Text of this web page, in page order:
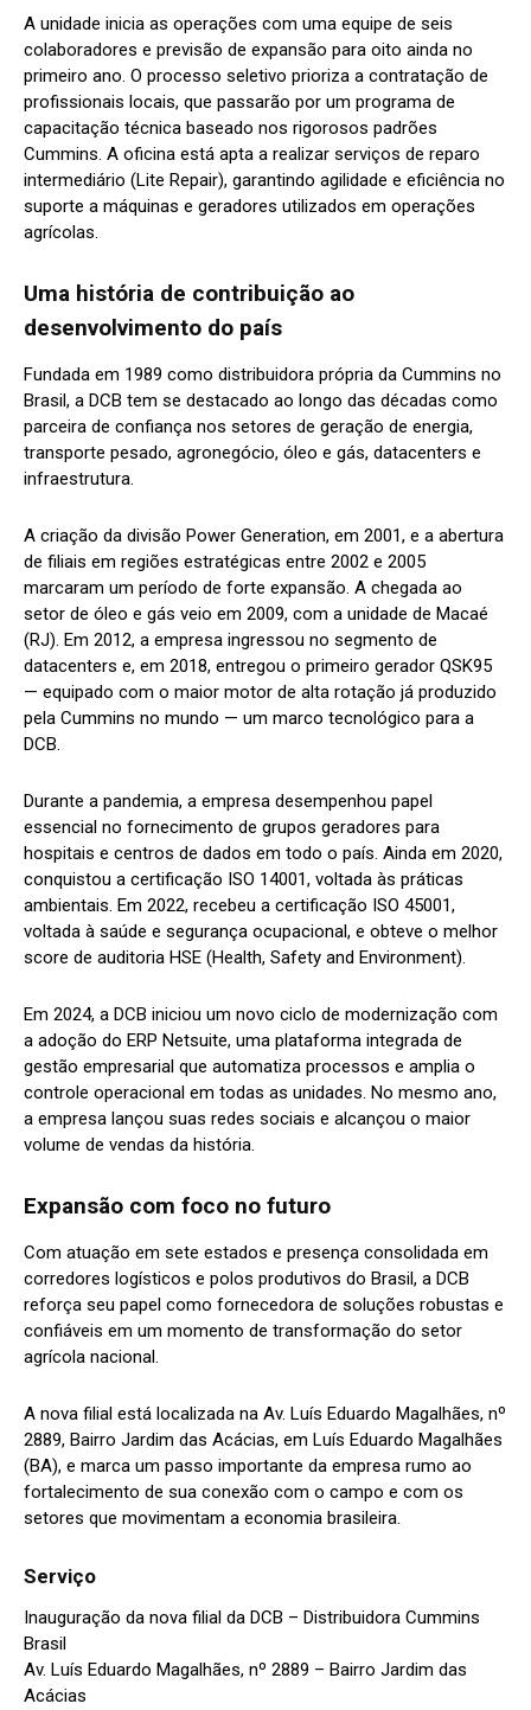
A unidade inicia as operações com uma equipe de seis
colaboradores e previsão de expansão para oito ainda no
primeiro ano. O processo seletivo prioriza a contratação de
profissionais locais, que passarão por um programa de
capacitação técnica baseado nos rigorosos padrões
Cummins. A oficina está apta a realizar serviços de reparo
intermediário (Lite Repair), garantindo agilidade e eficiência no
suporte a máquinas e geradores utilizados em operações
agrícolas.
Uma história de contribuição ao
desenvolvimento do país
Fundada em 1989 como distribuidora própria da Cummins no
Brasil, a DCB tem se destacado ao longo das décadas como
parceira de confiança nos setores de geração de energia,
transporte pesado, agronegócio, óleo e gás, datacenters e
infraestrutura.
A criação da divisão Power Generation, em 2001, e a abertura
de filiais em regiões estratégicas entre 2002 e 2005
marcaram um período de forte expansão. A chegada ao
setor de óleo e gás veio em 2009, com a unidade de Macaé
(RJ). Em 2012, a empresa ingressou no segmento de
datacenters e, em 2018, entregou o primeiro gerador QSK95
— equipado com o maior motor de alta rotação já produzido
pela Cummins no mundo — um marco tecnológico para a
DCB.
Durante a pandemia, a empresa desempenhou papel
essencial no fornecimento de grupos geradores para
hospitais e centros de dados em todo o país. Ainda em 2020,
conquistou a certificação ISO 14001, voltada às práticas
ambientais. Em 2022, recebeu a certificação ISO 45001,
voltada à saúde e segurança ocupacional, e obteve o melhor
score de auditoria HSE (Health, Safety and Environment).
Em 2024, a DCB iniciou um novo ciclo de modernização com
a adoção do ERP Netsuite, uma plataforma integrada de
gestão empresarial que automatiza processos e amplia o
controle operacional em todas as unidades. No mesmo ano,
a empresa lançou suas redes sociais e alcançou o maior
volume de vendas da história.
Expansão com foco no futuro
Com atuação em sete estados e presença consolidada em
corredores logísticos e polos produtivos do Brasil, a DCB
reforça seu papel como fornecedora de soluções robustas e
confiáveis em um momento de transformação do setor
agrícola nacional.
A nova filial está localizada na Av. Luís Eduardo Magalhães, nº
2889, Bairro Jardim das Acácias, em Luís Eduardo Magalhães
(BA), e marca um passo importante da empresa rumo ao
fortalecimento de sua conexão com o campo e com os
setores que movimentam a economia brasileira.
Serviço
Inauguração da nova filial da DCB – Distribuidora Cummins
Brasil
Av. Luís Eduardo Magalhães, nº 2889 – Bairro Jardim das
Acácias